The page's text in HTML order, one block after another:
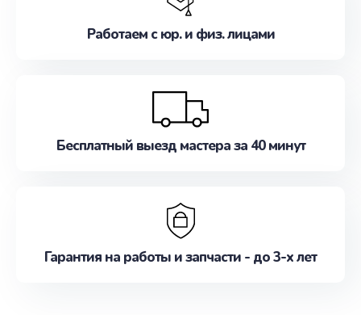
Работаем с юр. и физ. лицами
Бесплатный выезд мастера за 40 минут
Гарантия на работы и запчасти - до 3-х лет